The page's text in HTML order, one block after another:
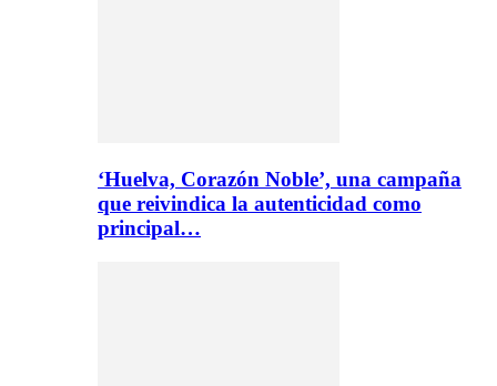
‘Huelva, Corazón Noble’, una campaña
que reivindica la autenticidad como
principal…